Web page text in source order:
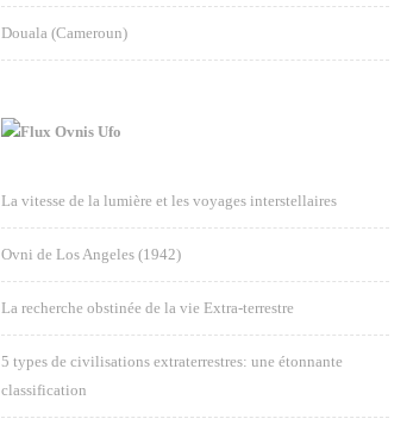
Douala (Cameroun)
Ovnis Ufo
La vitesse de la lumière et les voyages interstellaires
Ovni de Los Angeles (1942)
La recherche obstinée de la vie Extra-terrestre
5 types de civilisations extraterrestres: une étonnante
classification